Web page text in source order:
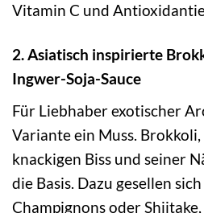
Vitamin C und
2. Asiatisch inspirierte
Ingwer-Soja-Sauce
Für Liebhaber exotischer
Variante ein Muss.
knackigen Biss und seiner
die Basis. Dazu gesellen
Champignons oder